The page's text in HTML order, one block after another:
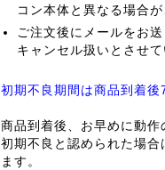
コン本体と異なる場合が
ご注文後にメールをお
キャンセル扱いとさせて
初期不良期間は商品到着後
商品到着後、お早めに動作
初期不良と認められた場
ます。